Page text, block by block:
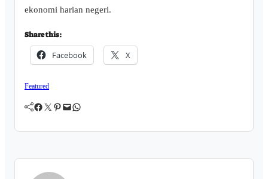
ekonomi harian negeri.
Share this:
Facebook X
Featured
Facebook Twitter Pinterest Mail WhatsApp